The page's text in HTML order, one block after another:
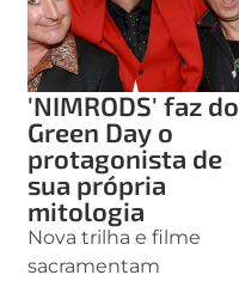
'NIMRODS' faz do
Green Day o
protagonista de
sua própria
mitologia
Nova trilha e filme
sacramentam